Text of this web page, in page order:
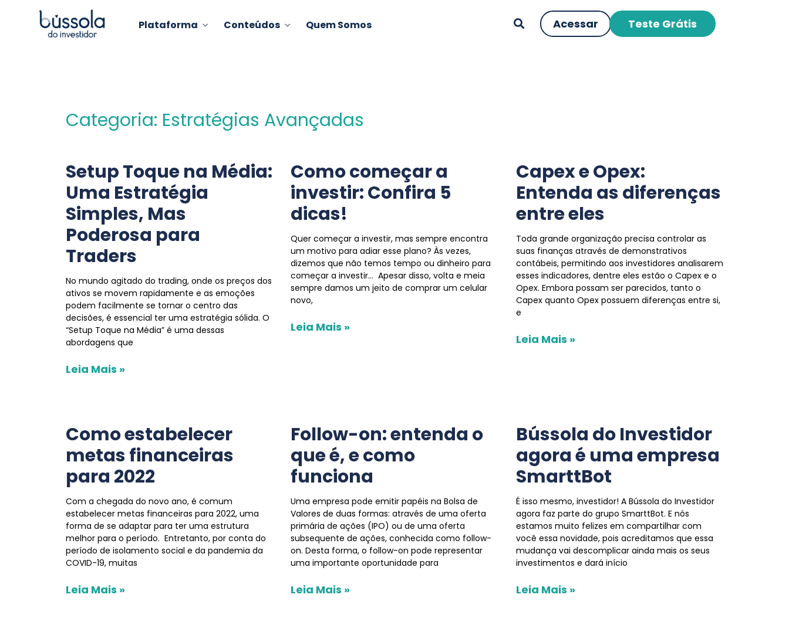
Plataforma Conteúdos Quem Somos Acessar Teste Grátis
Categoria: Estratégias Avançadas
Setup Toque na Média:
Uma Estratégia
Simples, Mas
Poderosa para
Traders
No mundo agitado do trading, onde os preços dos
ativos se movem rapidamente e as emoções
podem facilmente se tornar o centro das
decisões, é essencial ter uma estratégia sólida. O
“Setup Toque na Média” é uma dessas
abordagens que
Leia Mais »
Como começar a
investir: Confira 5
dicas!
Quer começar a investir, mas sempre encontra
um motivo para adiar esse plano? Às vezes,
dizemos que não temos tempo ou dinheiro para
começar a investir… Apesar disso, volta e meia
sempre damos um jeito de comprar um celular
novo,
Leia Mais »
Capex e Opex:
Entenda as diferenças
entre eles
Toda grande organização precisa controlar as
suas finanças através de demonstrativos
contábeis, permitindo aos investidores analisarem
esses indicadores, dentre eles estão o Capex e o
Opex. Embora possam ser parecidos, tanto o
Capex quanto Opex possuem diferenças entre si,
e
Leia Mais »
Como estabelecer
metas financeiras
para 2022
Com a chegada do novo ano, é comum
estabelecer metas financeiras para 2022, uma
forma de se adaptar para ter uma estrutura
melhor para o período. Entretanto, por conta do
período de isolamento social e da pandemia da
COVID-19, muitas
Leia Mais »
Follow-on: entenda o
que é, e como
funciona
Uma empresa pode emitir papéis na Bolsa de
Valores de duas formas: através de uma oferta
primária de ações (IPO) ou de uma oferta
subsequente de ações, conhecida como follow-
on. Desta forma, o follow-on pode representar
uma importante oportunidade para
Leia Mais »
Bússola do Investidor
agora é uma empresa
SmarttBot
É isso mesmo, investidor! A Bússola do Investidor
agora faz parte do grupo SmarttBot. E nós
estamos muito felizes em compartilhar com
você essa novidade, pois acreditamos que essa
mudança vai descomplicar ainda mais os seus
investimentos e dará início
Leia Mais »